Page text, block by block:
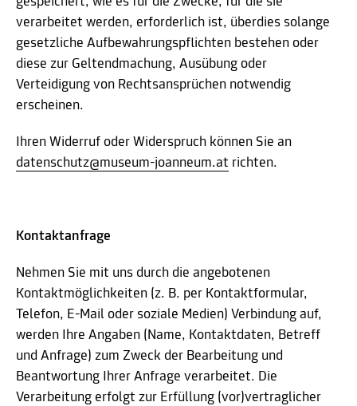
verarbeitet werden, erforderlich ist, überdies solange
gesetzliche Aufbewahrungspflichten bestehen oder
diese zur Geltendmachung, Ausübung oder
Verteidigung von Rechtsansprüchen notwendig
erscheinen.
Ihren Widerruf oder Widerspruch können Sie an
datenschutz@museum-joanneum.at richten.
Kontaktanfrage
Nehmen Sie mit uns durch die angebotenen
Kontaktmöglichkeiten (z. B. per Kontaktformular,
Telefon, E-Mail oder soziale Medien) Verbindung auf,
werden Ihre Angaben (Name, Kontaktdaten, Betreff
und Anfrage) zum Zweck der Bearbeitung und
Beantwortung Ihrer Anfrage verarbeitet. Die
Verarbeitung erfolgt zur Erfüllung (vor)vertraglicher